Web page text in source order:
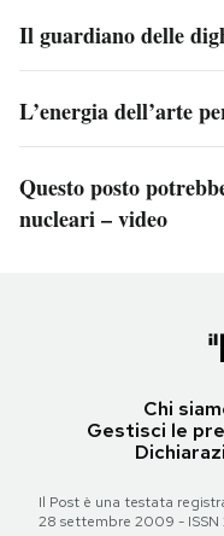
Il guardiano delle
L’energia dell’arte
Questo posto
nucleari – video
Chi
Gestisci le
Il Post è una testata
28 settembre 2009 -